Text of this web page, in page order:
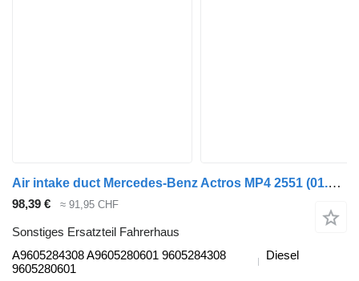
Air intake duct Mercedes-Benz Actros MP4 2551 (01.13-) A9605284308 für Mercedes-Benz Actros MP4 Antos Arocs (2012-) LKW
98,39 € ≈ 91,95 CHF
Sonstiges Ersatzteil Fahrerhaus
A9605284308 A9605280601 9605284308
9605280601
Diesel